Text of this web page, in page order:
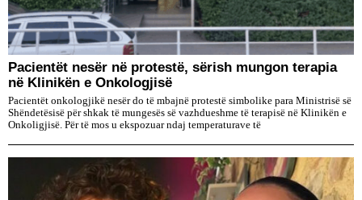
Pacientët nesër në protestë, sërish mungon terapia
në Klinikën e Onkologjisë
Pacientët onkologjikë nesër do të mbajnë protestë simbolike para Ministrisë së
Shëndetësisë për shkak të mungesës së vazhdueshme të terapisë në Klinikën e
Onkoligjisë. Për të mos u ekspozuar ndaj temperaturave të